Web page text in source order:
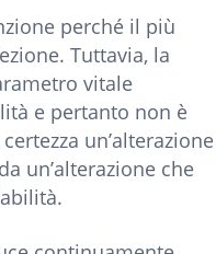
perché il più
Tuttavia, la
vitale
e pertanto non è
un’alterazione
un’alterazione che